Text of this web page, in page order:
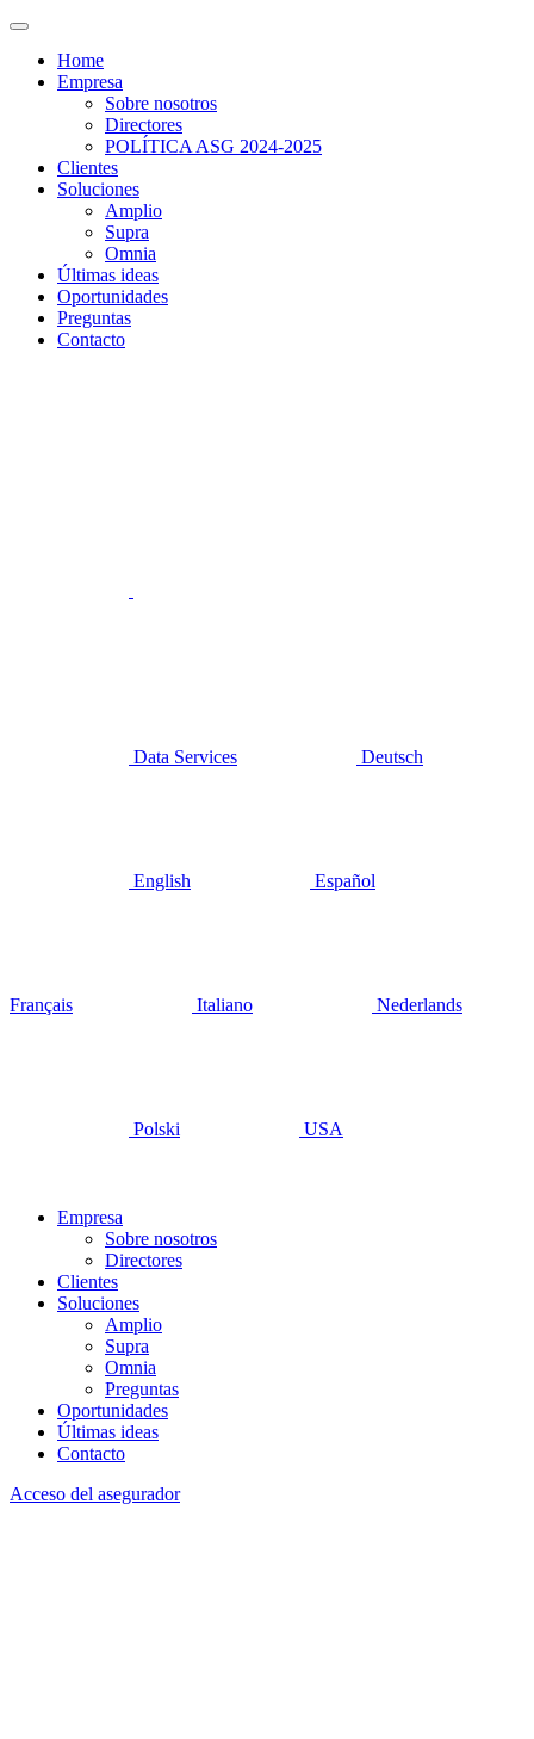
Home
Empresa
Sobre nosotros
Directores
POLÍTICA ASG 2024-2025
Clientes
Soluciones
Amplio
Supra
Omnia
Últimas ideas
Oportunidades
Preguntas
Contacto
Data Services Deutsch
English Español
Français Italiano Nederlands
Polski USA
Empresa
Sobre nosotros
Directores
Clientes
Soluciones
Amplio
Supra
Omnia
Preguntas
Oportunidades
Últimas ideas
Contacto
Acceso del asegurador